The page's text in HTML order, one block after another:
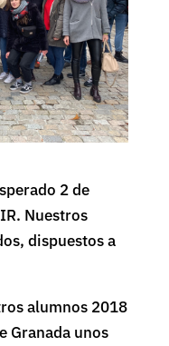
2 de
Nuestros
dispuestos a
alumnos 2018
Granada unos